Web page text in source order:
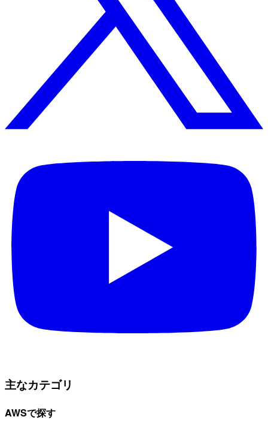
主なカテゴリ
AWSで探す